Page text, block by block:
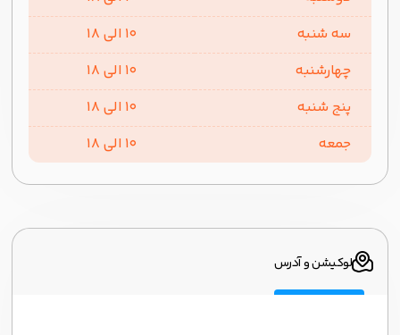
سه شنبه
10 الی 18
چهارشنبه
10 الی 18
پنج شنبه
10 الی 18
جمعه
10 الی 18
لوکیشن و آدرس